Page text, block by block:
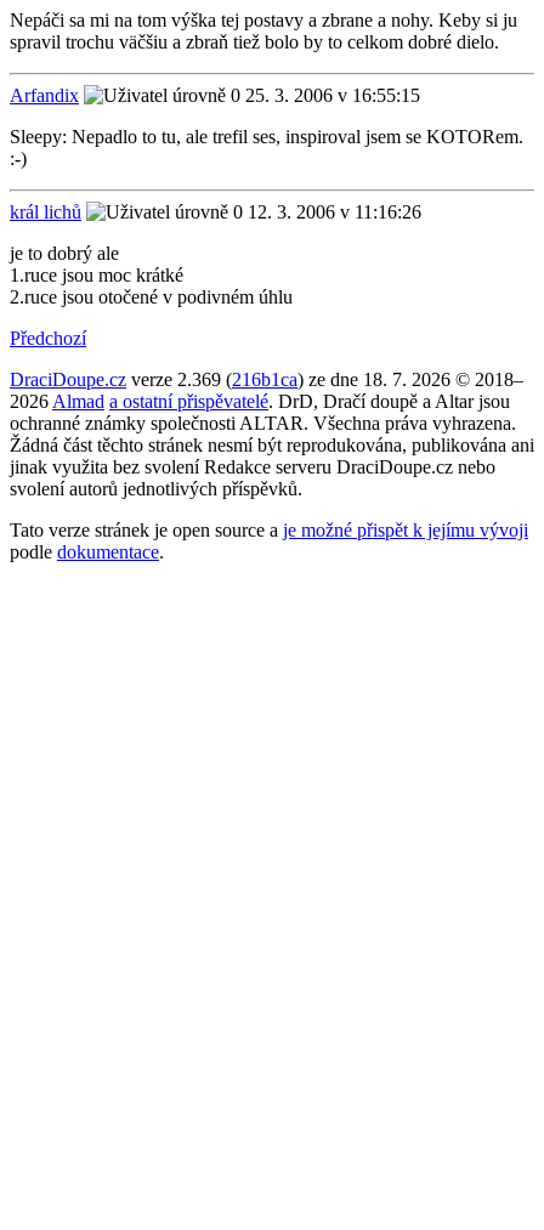
Nepáči sa mi na tom výška tej postavy a zbrane a nohy. Keby si ju
spravil trochu väčšiu a zbraň tiež bolo by to celkom dobré dielo.
Arfandix
25. 3. 2006 v 16:55:15
Sleepy: Nepadlo to tu, ale trefil ses, inspiroval jsem se KOTORem.
:-)
král lichů
12. 3. 2006 v 11:16:26
je to dobrý ale
1.ruce jsou moc krátké
2.ruce jsou otočené v podivném úhlu
Předchozí
DraciDoupe.cz verze 2.369 (216b1ca) ze dne 18. 7. 2026 © 2018–
2026 Almad a ostatní přispěvatelé. DrD, Dračí doupě a Altar jsou
ochranné známky společnosti ALTAR. Všechna práva vyhrazena.
Žádná část těchto stránek nesmí být reprodukována, publikována ani
jinak využita bez svolení Redakce serveru DraciDoupe.cz nebo
svolení autorů jednotlivých příspěvků.
Tato verze stránek je open source a je možné přispět k jejímu vývoji
podle dokumentace.